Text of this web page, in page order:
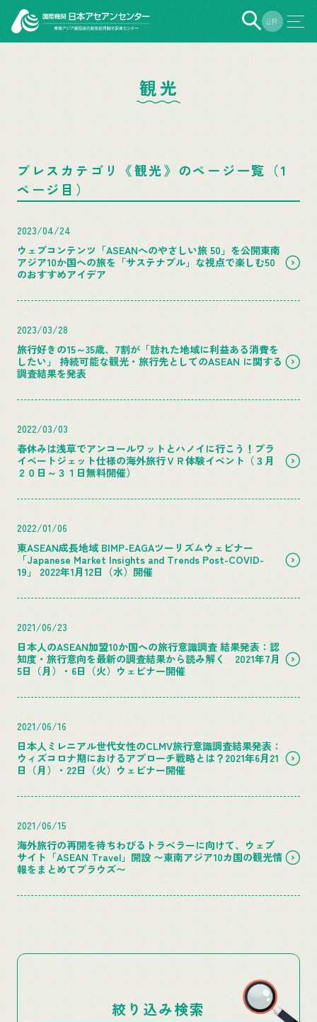
EN
JP
観光
プレスカテゴリ《観光》のページ一覧（1
ページ目）
2023/04/24
ウェブコンテンツ「ASEANへのやさしい旅 50」を公開東南
アジア10か国への旅を「サステナブル」な視点で楽しむ50
のおすすめアイデア
2023/03/28
旅行好きの15～35歳、7割が「訪れた地域に利益ある消費を
したい」 持続可能な観光・旅行先としてのASEAN に関する
調査結果を発表
2022/03/03
春休みは浅草でアンコールワットとハノイに行こう！プラ
イベートジェット仕様の海外旅行ＶＲ体験イベント（３月
２０日～３１日無料開催）
2022/01/06
東ASEAN成長地域 BIMP-EAGAツーリズムウェビナー
「Japanese Market Insights and Trends Post-COVID-
19」 2022年1月12日（水）開催
2021/06/23
日本人のASEAN加盟10か国への旅行意識調査 結果発表：認
知度・旅行意向を最新の調査結果から読み解く 2021年7月
5日（月）・6日（火）ウェビナー開催
2021/06/16
日本人ミレニアル世代女性のCLMV旅行意識調査結果発表：
ウィズコロナ期におけるアプローチ戦略とは？2021年6月21
日（月）・22日（火）ウェビナー開催
2021/06/15
海外旅行の再開を待ちわびるトラベラーに向けて、ウェブ
サイト「ASEAN Travel」開設 〜東南アジア10カ国の観光情
報をまとめてブラウズ〜
絞り込み検索